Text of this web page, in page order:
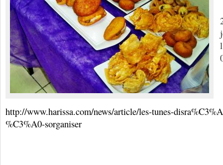
http://www.harissa.com/news/article/les-tunes-
%C3%A0-sorganiser